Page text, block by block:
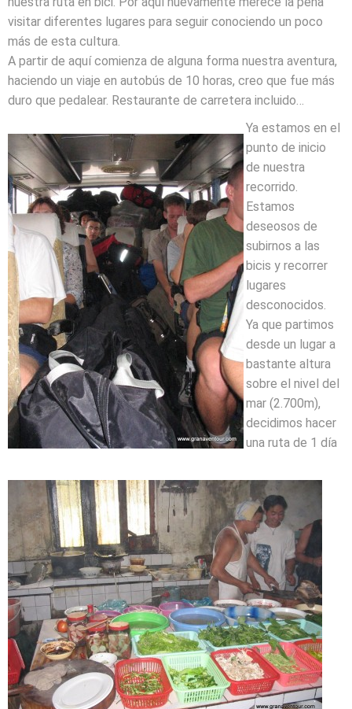
visitar diferentes lugares para seguir conociendo un poco
más de esta cultura.
A partir de aquí comienza de alguna forma nuestra aventura,
haciendo un viaje en autobús de 10 horas, creo que fue más
duro que pedalear. Restaurante de carretera incluido…
Ya estamos en el
punto de inicio
de nuestra
recorrido.
Estamos
deseosos de
subirnos a las
bicis y recorrer
lugares
desconocidos.
Ya que partimos
desde un lugar a
bastante altura
sobre el nivel del
mar (2.700m),
decidimos hacer
una ruta de 1 día